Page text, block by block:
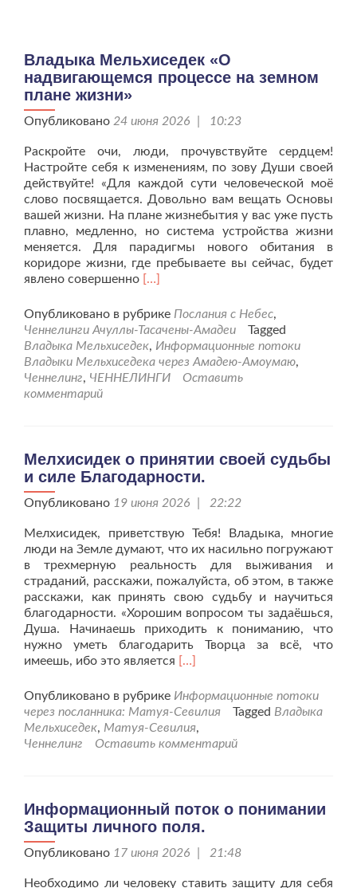
Владыка Мельхиседек «О
надвигающемся процессе на земном
плане жизни»
Опубликовано 24 июня 2026 | 10:23
Раскройте очи, люди, прочувствуйте сердцем!
Настройте себя к изменениям, по зову Души своей
действуйте! «Для каждой сути человеческой моё
слово посвящается. Довольно вам вещать Основы
вашей жизни. На плане жизнебытия у вас уже пусть
плавно, медленно, но система устройства жизни
меняется. Для парадигмы нового обитания в
коридоре жизни, где пребываете вы сейчас, будет
явлено совершенно Читать
проВладыка
Мельхиседек
«О
надвигающемся
процессе
[…]
Опубликовано в рубрике Послания с Небес,
Ченнелинги Ачуллы-Тасачены-Амадеи
Tagged
Владыка Мельхиседек, Информационные потоки
Владыки Мельхиседека через Амадею-Амоумаю,
Ченнелинг, ЧЕННЕЛИНГИ
Оставить
комментарий
Мелхисидек о принятии своей судьбы
и силе Благодарности.
Опубликовано 19 июня 2026 | 22:22
Мелхисидек, приветствую Тебя! Владыка, многие
люди на Земле думают, что их насильно погружают
в трехмерную реальность для выживания и
страданий, расскажи, пожалуйста, об этом, в также
расскажи, как принять свою судьбу и научиться
благодарности. «Хорошим вопросом ты задаёшься,
Душа. Начинаешь приходить к пониманию, что
нужно уметь благодарить Творца за всё, что
имеешь, ибо это является Читать
проМелхисидек
о
принятии
своей
Благодарности.
[…]
Опубликовано в рубрике Информационные потоки
через посланника: Матуя-Севилия
Tagged Владыка
Мельхиседек, Матуя-Севилия,
Ченнелинг
Оставить комментарий
Информационный поток о понимании
Защиты личного поля.
Опубликовано 17 июня 2026 | 21:48
Необходимо ли человеку ставить защиту для себя